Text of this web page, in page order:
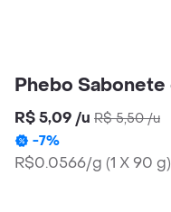
Phebo
R$ 5,09 /u R$ 5,50/u
-7%
R$0.0566/g (1 X 90 g)